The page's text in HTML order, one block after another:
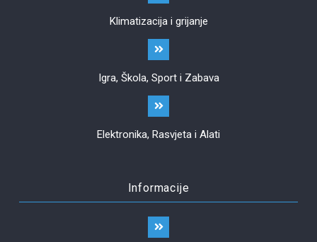
Klimatizacija i grijanje
Igra, Škola, Sport i Zabava
Elektronika, Rasvjeta i Alati
Informacije